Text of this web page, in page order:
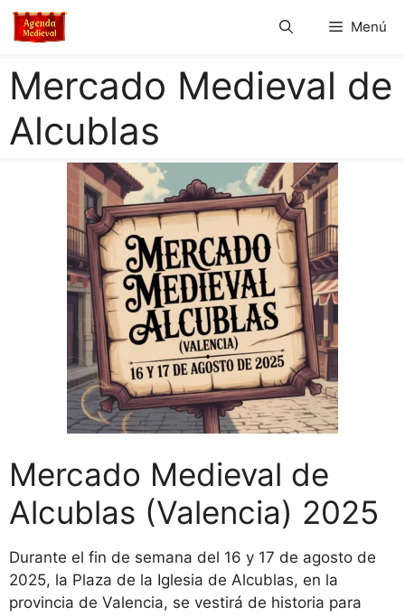
Saltar
Menú
Mercado Medieval de
Alcublas
Mercado Medieval de
Alcublas (Valencia) 2025
Durante el fin de semana del 16 y 17 de agosto de
2025, la Plaza de la Iglesia de Alcublas, en la
provincia de Valencia, se vestirá de historia para